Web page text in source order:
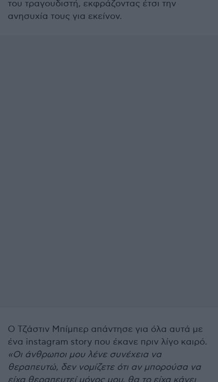
του τραγουδιστή, εκφράζοντας έτσι την
ανησυχία τους για εκείνον.
Ο Τζάστιν Μπίμπερ απάντησε για όλα αυτά με
ένα instagram story που έκανε πριν λίγο καιρό.
«Οι άνθρωποι μου λένε συνέχεια να
θεραπευτώ, δεν νομίζετε ότι αν μπορούσα να
είχα θεραπευτεί μόνος μου, θα το είχα κάνει